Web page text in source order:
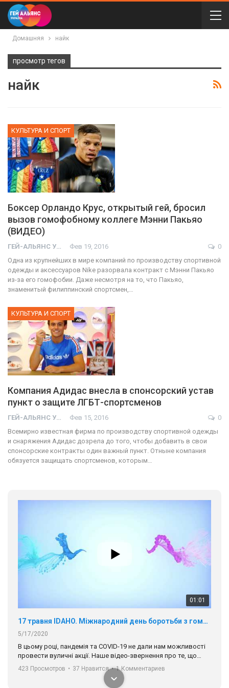
Домашняя найк
просмотр тегов
найк
КУЛЬТУРА И СПОРТ
Боксер Орландо Крус, открытый гей, бросил
вызов гомофобному коллеге Мэнни Пакьяо
(ВИДЕО)
ГЕЙ-АЛЬЯНС УКРАИНА Фев 19, 2016
0
Одна из крупнейших в мире компаний по производству спортивной
одежды и аксессуаров Nike разорвала контракт с Мэнни Пакьяо
из-за его гомофобии. Даже несмотря на то, что Пакьяо,
знаменитый филиппинский спортсмен,…
КУЛЬТУРА И СПОРТ
Компания Адидас внесла в спонсорский устав
пункт о защите ЛГБТ-спортсменов
ГЕЙ-АЛЬЯНС УКРАИНА Фев 15, 2016
0
Всемирно известная фирма по производству спортивной одежды
и снаряжения Адидас дозрела до того, чтобы добавить в свои
спонсорские контракты один важный пункт. Отныне компания
обязуется защищать спортсменов, которым…
01:01
17 травня IDAHO. Міжнародний день боротьби з гомофобією трансфобією і біфобія.
5/17/2020
В цьому році, пандемія та COVІD-19 не дали нам можливості
провести вуличні акції. Наше відео-звернення про те, що
навіть коли ми у різних містах та не можемо зустрінеться, ми
разом. Ми закликаємо всіх хто поділяє цінності рівності та
солідарності, приєднатися до нас. Регіональні підрозділи
423 Просмотров • 37 Нравится • 1 Комментариев